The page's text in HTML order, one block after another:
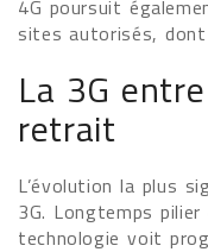
4G poursuit
sites autorisés,
La 3G
retrait
L’évolution la plus
3G. Longtemps
technologie voit